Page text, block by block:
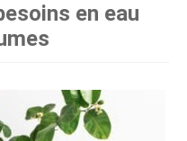
en eau